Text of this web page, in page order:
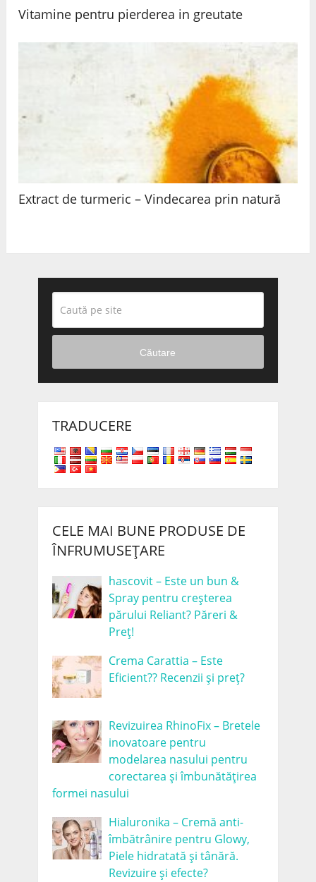
Vitamine pentru pierderea in greutate
Extract de turmeric – Vindecarea prin natură
Căutare
TRADUCERE
CELE MAI BUNE PRODUSE DE
ÎNFRUMUSEȚARE
hascovit – Este un bun &
Spray pentru creșterea
părului Reliant? Păreri &
Preț!
Crema Carattia – Este
Eficient?? Recenzii și preț?
Revizuirea RhinoFix – Bretele
inovatoare pentru
modelarea nasului pentru
corectarea și îmbunătățirea
formei nasului
Hialuronika – Cremă anti-
îmbătrânire pentru Glowy,
Piele hidratată și tânără.
Revizuire și efecte?